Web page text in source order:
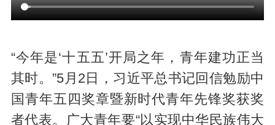
“今年是‘十五五’开局之年，青年建功正当
其时。”5月2日，习近平总书记回信勉励中
国青年五四奖章暨新时代青年先锋奖获奖
者代表。广大青年要“以实现中华民族伟大